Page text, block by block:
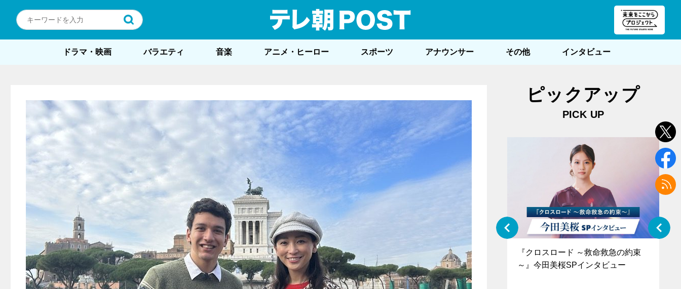
ドラマ・映画 バラエティ 音楽 アニメ・ヒーロー スポーツ アナウンサー その他 インタビュー
ピックアップ
PICK UP
『アイ＝ラブ！げーみんぐ』＝LOV
E齋藤樹愛羅＆佐々木舞香SPインタ
ビュー
『クロスロード ～救命救急の約束
～』今田美桜SPインタビュー